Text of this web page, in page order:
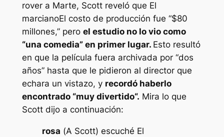
rover a Marte, Scott reveló que El
marcianoEl costo de producción fue “$80
millones,” pero el estudio no lo vio como
“una comedia” en primer lugar. Esto resultó
en que la película fuera archivada por “dos
años” hasta que le pidieron al director que
echara un vistazo, y recordó haberlo
encontrado “muy divertido“. Mira lo que
Scott dijo a continuación:
rosa (A Scott) escuché El